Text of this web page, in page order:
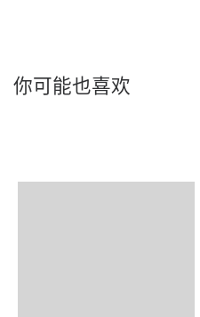
你可能也喜欢